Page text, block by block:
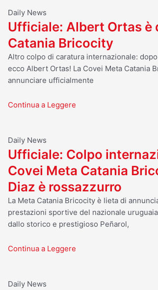
Daily News
Ufficiale: Albert Ortas è
Catania Bricocity
Altro colpo di caratura internazionale:
ecco Albert Ortas! La Covei Meta Catania
annunciare ufficialmente
Continua a Leggere
Daily News
Ufficiale: Colpo
Covei Meta Catania
Diaz è rossazzurro
La Meta Catania Bricocity è lieta di
prestazioni sportive del nazionale
dallo storico e prestigioso Peñarol,
Continua a Leggere
Daily News